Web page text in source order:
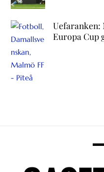
Uefaranken:
Europa Cup